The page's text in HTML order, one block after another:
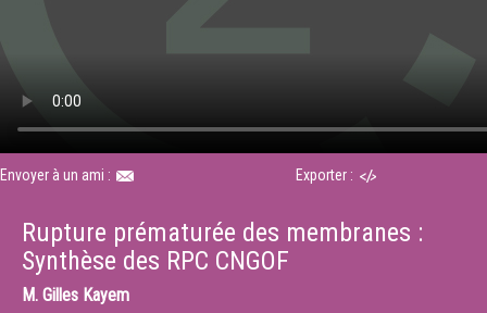
Envoyer à un ami : Exporter :
Rupture prématurée des membranes :
Synthèse des RPC CNGOF
M. Gilles Kayem